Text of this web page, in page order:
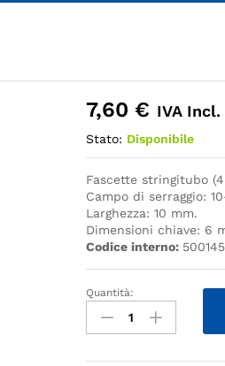
7,60 € IVA Incl.
Stato: Disponibile
Fascette stringitubo
Campo di serraggio:
Larghezza: 10 mm.
Dimensioni chiave: 6
Codice interno: 500145
Quantità
Quantità: